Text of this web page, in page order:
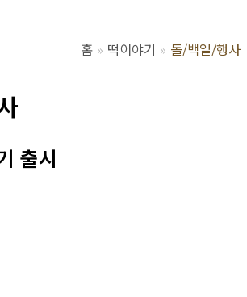
홈 떡이야기 돌/백일/행사
출시